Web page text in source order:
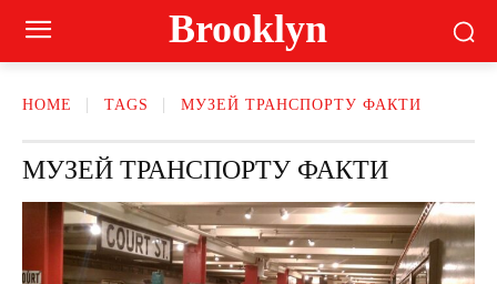
Brooklyn
HOME TAGS МУЗЕЙ ТРАНСПОРТУ ФАКТИ
МУЗЕЙ ТРАНСПОРТУ ФАКТИ